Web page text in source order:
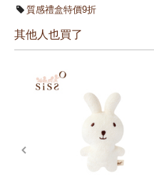
◆禮盒內含：栗子好甜菇二重織
氣棉圍兜一入。
質感禮盒特價9折
其他人也買了